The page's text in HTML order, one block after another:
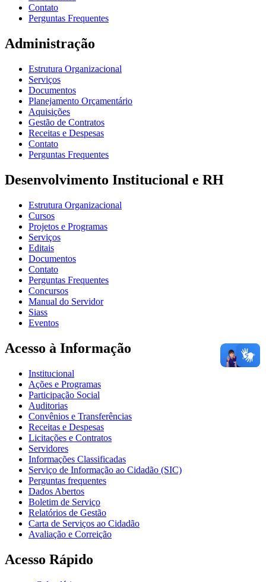
Contato
Perguntas Frequentes
Administração
Estrutura Organizacional
Serviços
Documentos
Planejamento Orçamentário
Aquisições
Gestão de Contratos
Receitas e Despesas
Contato
Perguntas Frequentes
Desenvolvimento Institucional e RH
Estrutura Organizacional
Cursos
Projetos e Programas
Serviços
Editais
Documentos
Contato
Perguntas Frequentes
Concursos
Manual do Servidor
Siass
Eventos
Acesso à Informação
Institucional
Ações e Programas
Participação Social
Auditorias
Convênios e Transferências
Receitas e Despesas
Licitações e Contratos
Servidores
Informações Classificadas
Serviço de Informação ao Cidadão (SIC)
Perguntas frequentes
Dados Abertos
Boletim de Serviço
Relatórios de Gestão
Carta de Serviços ao Cidadão
Avaliação e Correição
Acesso Rápido